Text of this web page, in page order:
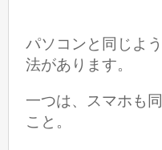
パソコンと同じよ
法があります。
一つは、スマホも
こと。